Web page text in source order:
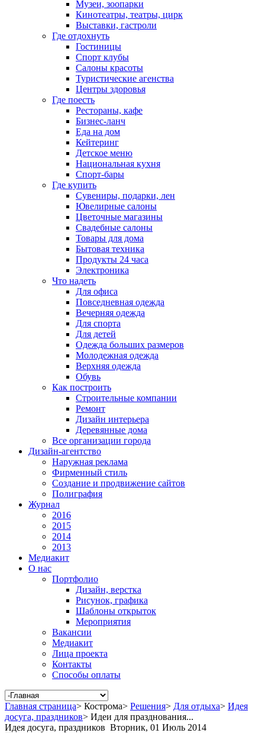
Музеи, зоопарки
Кинотеатры, театры, цирк
Выставки, гастроли
Где отдохнуть
Гостиницы
Спорт клубы
Салоны красоты
Туристические агенства
Центры здоровья
Где поесть
Рестораны, кафе
Бизнес-ланч
Еда на дом
Кейтеринг
Детское меню
Национальная кухня
Спорт-бары
Где купить
Сувениры, подарки, лен
Ювелирные салоны
Цветочные магазины
Свадебные салоны
Товары для дома
Бытовая техника
Продукты 24 часа
Электроника
Что надеть
Для офиса
Повседневная одежда
Вечерняя одежда
Для спорта
Для детей
Одежда больших размеров
Молодежная одежда
Верхняя одежда
Обувь
Как построить
Строительные компании
Ремонт
Дизайн интерьера
Деревянные дома
Все организации города
Дизайн-агентство
Наружная реклама
Фирменный стиль
Создание и продвижение сайтов
Полиграфия
Журнал
2016
2015
2014
2013
Медиакит
О нас
Портфолио
Дизайн, верстка
Рисунок, графика
Шаблоны открыток
Мероприятия
Вакансии
Медиакит
Лица проекта
Контакты
Способы оплаты
Главная страница> Кострома> Решения> Для отдыха> Идея
досуга, праздников> Идеи для празднования...
Идея досуга, праздников Вторник, 01 Июль 2014